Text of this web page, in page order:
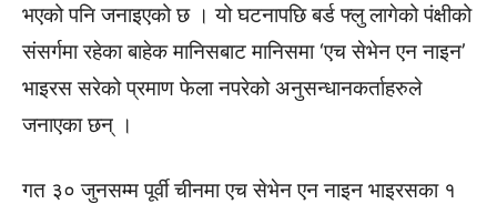
भएको पनि जनाइएको छ । यो घटनापछि बर्ड फ्लु लागेको पंक्षीको
संसर्गमा रहेका बाहेक मानिसबाट मानिसमा ‘एच सेभेन एन नाइन’
भाइरस सरेको प्रमाण फेला नपरेको अनुसन्धानकर्ताहरुले
जनाएका छन् ।
गत ३० जुनसम्म पूर्वी चीनमा एच सेभेन एन नाइन भाइरसका १